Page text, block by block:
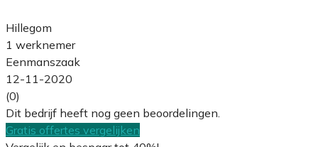
Hillegom
1 werknemer
Eenmanszaak
12-11-2020
(0)
Dit bedrijf heeft nog geen beoordelingen.
Gratis offertes vergelijken